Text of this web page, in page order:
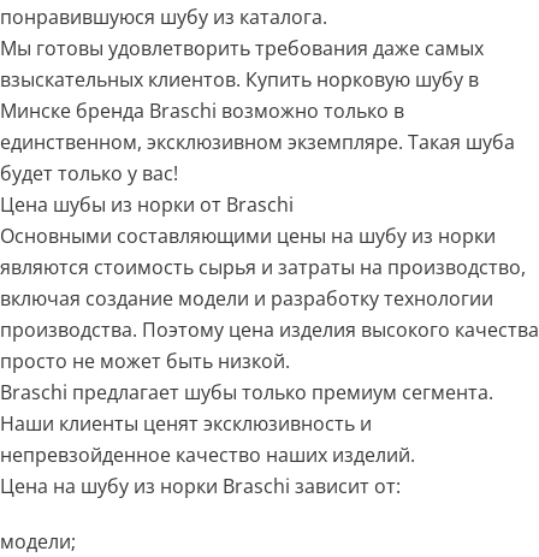
понравившуюся шубу из каталога.
Мы готовы удовлетворить требования даже самых
взыскательных клиентов. Купить норковую шубу в
Минске бренда Braschi возможно только в
единственном, эксклюзивном экземпляре. Такая шуба
будет только у вас!
Цена шубы из норки от Braschi
Основными составляющими цены на шубу из норки
являются стоимость сырья и затраты на производство,
включая создание модели и разработку технологии
производства. Поэтому цена изделия высокого качества
просто не может быть низкой.
Braschi предлагает шубы только премиум сегмента.
Наши клиенты ценят эксклюзивность и
непревзойденное качество наших изделий.
Цена на шубу из норки Braschi зависит от:
модели;